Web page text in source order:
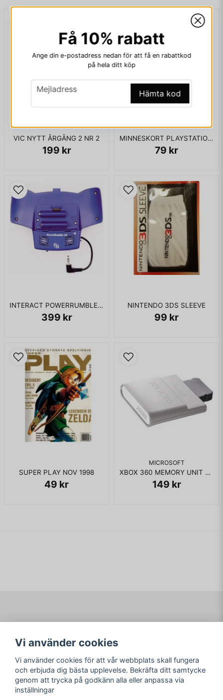
VIC NYTT ÅRGÅNG 2 NR 2
199 kr
MINNESKORT PLAYSTATION 1MB
79 kr
INTERACT POWERRUMBLE FX GAMEBOY ADVANCE
399 kr
NINTENDO 3DS SLEEVE
99 kr
SUPER PLAY NOV 1998
49 kr
MICROSOFT
XBOX 360 MEMORY UNIT 256MB
149 kr
Få 10% rabatt
Ange din e-postadress nedan för att få en rabattkod
på hela ditt köp
email
Mejladress Hämta kod
Köpvillkor
Logga in
Glömt lösenord?
Sociala medier arkad.nu
Vi använder cookies
Vi använder cookies för att vår webbplats skall fungera
och erbjuda dig bästa upplevelse. Bekräfta ditt samtycke
genom att trycka på godkänn alla eller anpassa via
inställningar